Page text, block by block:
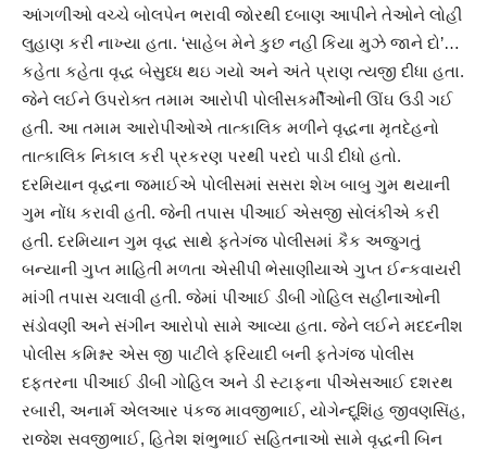
આંગળીઓ વચ્ચે બોલપેન ભરાવી જોરથી દબાણ આપીને તેઓને લોહી
લુહાણ કરી નાખ્યા હતા. ‘સાહેબ મેને કુછ નહી કિયા મુઝે જાને દો’…
કહેતા કહેતા વૃદ્ધ બેસુધ્ધ થઇ ગયો અને અંતે પ્રાણ ત્યજી દીધા હતા.
જેને લઈને ઉપરોક્ત તમામ આરોપી પોલીસકર્મીઓની ઊંઘ ઉડી ગઈ
હતી. આ તમામ આરોપીઓએ તાત્કાલિક મળીને વૃદ્ધના મૃતદેહનો
તાત્કાલિક નિકાલ કરી પ્રકરણ પરથી પરદો પાડી દીધો હતો.
દરમિયાન વૃદ્ધના જમાઈએ પોલીસમાં સસરા શેખ બાબુ ગુમ થયાની
ગુમ નોંધ કરાવી હતી. જેની તપાસ પીઆઈ એસજી સોલંકીએ કરી
હતી. દરમિયાન ગુમ વૃદ્ધ સાથે ફતેગંજ પોલીસમાં કૈક અજુગતું
બન્યાની ગુપ્ત માહિતી મળતા એસીપી ભેસાણીયાએ ગુપ્ત ઈન્કવાયરી
માંગી તપાસ ચલાવી હતી. જેમાં પીઆઈ ડીબી ગોહિલ સહીનાઓની
સંડોવણી અને સંગીન આરોપો સામે આવ્યા હતા. જેને લઈને મદદનીશ
પોલીસ કમિશ્નર એસ જી પાટીલે ફરિયાદી બની ફતેગંજ પોલીસ
દફતરના પીઆઈ ડીબી ગોહિલ અને ડી સ્ટાફના પીએસઆઈ દશરથ
રબારી, અનાર્મ એલઆર પંકજ માવજીભાઈ, યોગેન્દ્ર્શિંહ જીવણસિંહ,
રાજેશ સવજીભાઈ, હિતેશ શંભુભાઈ સહિતનાઓ સામે વૃદ્ધની બિન